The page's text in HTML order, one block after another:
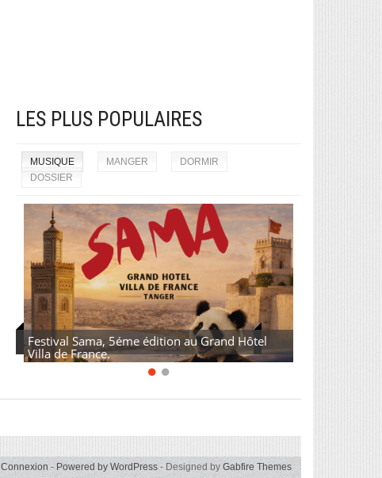
LES PLUS POPULAIRES
MUSIQUE MANGER
DORMIR
DOSSIER
Festival Sama, 5éme édition au Grand Hôtel
Villa de France.
Connexion- Powered by WordPress- Designed byGabfire Themes